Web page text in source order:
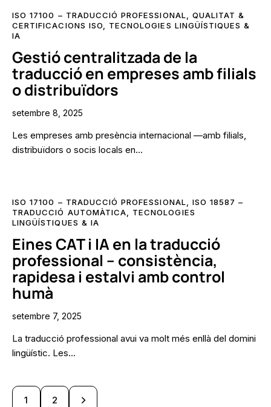
ISO 17100 – TRADUCCIÓ PROFESSIONAL
QUALITAT &
CERTIFICACIONS ISO
TECNOLOGIES LINGÜÍSTIQUES &
IA
Gestió centralitzada de la
traducció en empreses amb filials
o distribuïdors
setembre 8, 2025
Les empreses amb presència internacional —amb filials,
distribuïdors o socis locals en…
ISO 17100 – TRADUCCIÓ PROFESSIONAL
ISO 18587 –
TRADUCCIÓ AUTOMÀTICA
TECNOLOGIES
LINGÜÍSTIQUES & IA
Eines CAT i IA en la traducció
professional – consistència,
rapidesa i estalvi amb control
humà
setembre 7, 2025
La traducció professional avui va molt més enllà del domini
lingüístic. Les…
1 2
>